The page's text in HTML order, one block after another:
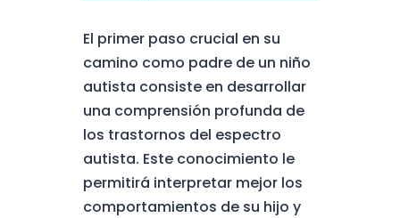
El primer paso crucial en su
camino como padre de un niño
autista consiste en desarrollar
una comprensión profunda de
los trastornos del espectro
autista. Este conocimiento le
permitirá interpretar mejor los
comportamientos de su hijo y